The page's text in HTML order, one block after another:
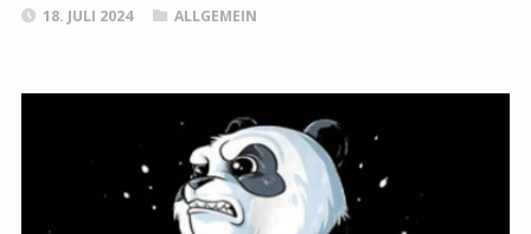
18. JULI 2024 ALLGEMEIN